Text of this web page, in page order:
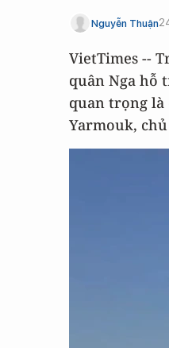
Nguyễn Thuận
VietTimes --
quân Nga hỗ
quan trọng là
Yarmouk,